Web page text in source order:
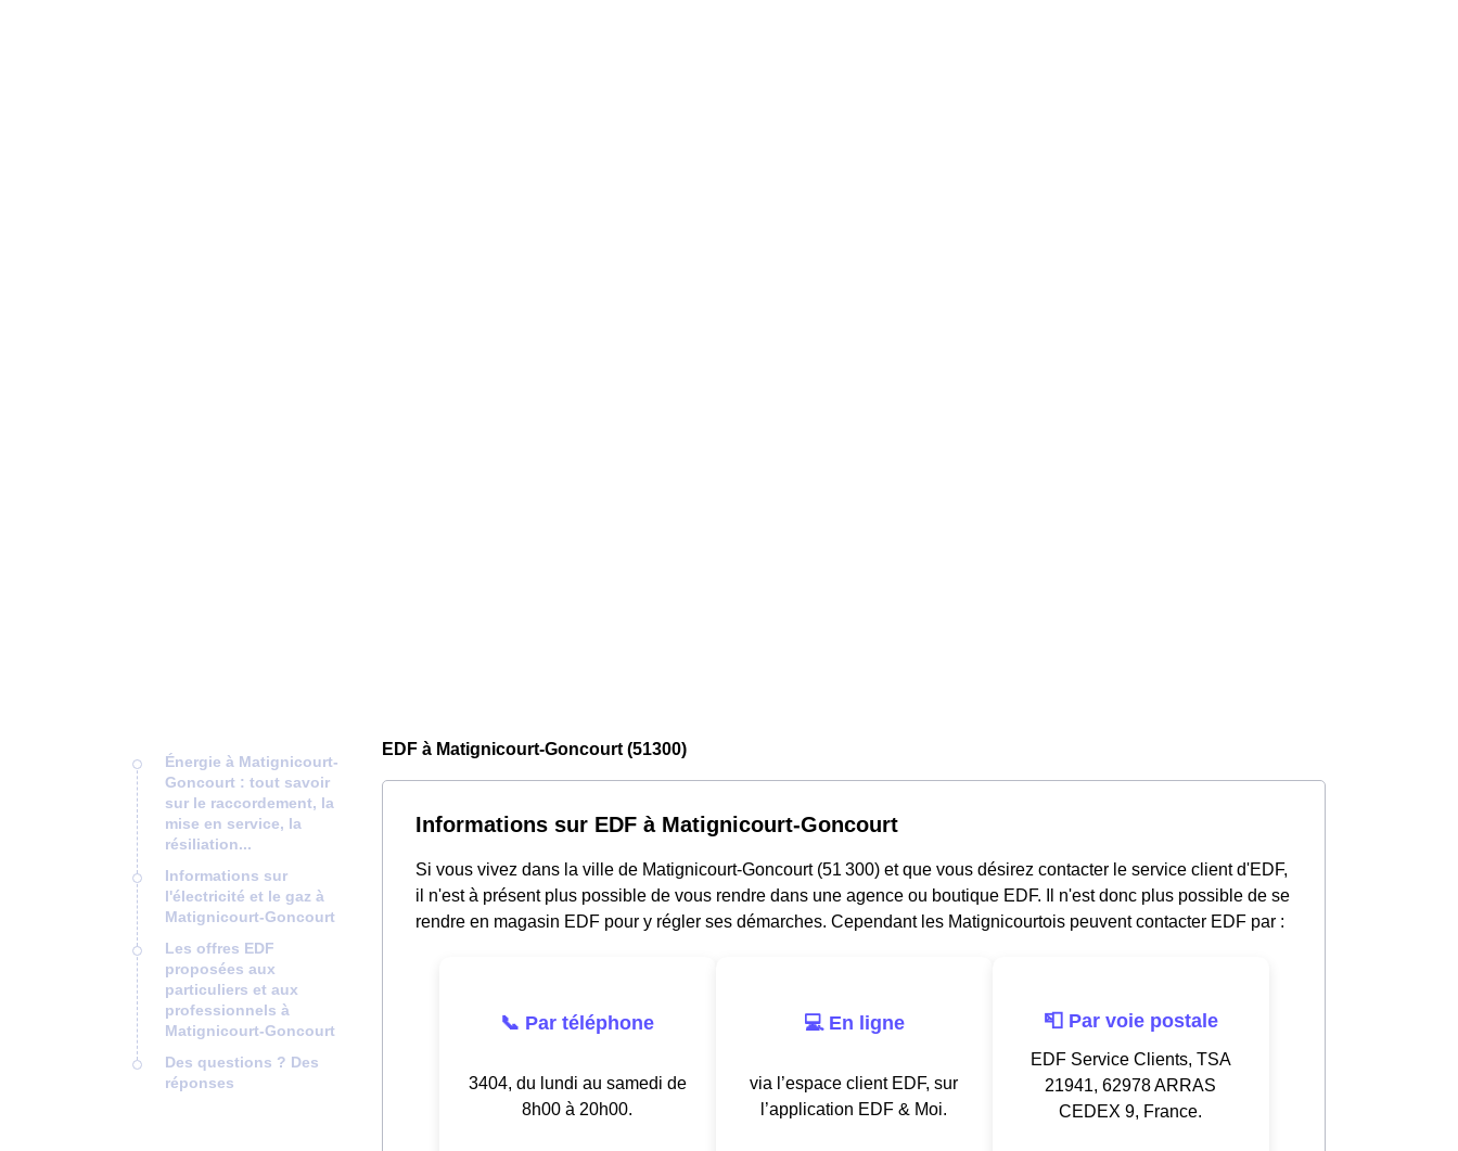
Énergie à Matignicourt-
Goncourt : tout savoir
sur le raccordement, la
mise en service, la
résiliation...
Informations sur
l'électricité et le gaz à
Matignicourt-Goncourt
Les offres EDF
proposées aux
particuliers et aux
professionnels à
Matignicourt-Goncourt
Des questions ? Des
réponses
EDF à Matignicourt-Goncourt (51300)
Informations sur EDF à Matignicourt-Goncourt
Si vous vivez dans la ville de Matignicourt-Goncourt (51 300) et que vous désirez contacter le service client d'EDF,
il n'est à présent plus possible de vous rendre dans une agence ou boutique EDF. Il n'est donc plus possible de se
rendre en magasin EDF pour y régler ses démarches. Cependant les Matignicourtois peuvent contacter EDF par :
📞 Par téléphone
3404, du lundi au samedi de
8h00 à 20h00.
💻 En ligne
via l’espace client EDF, sur
l’application EDF & Moi.
📮 Par voie postale
EDF Service Clients, TSA
21941, 62978 ARRAS
CEDEX 9, France.